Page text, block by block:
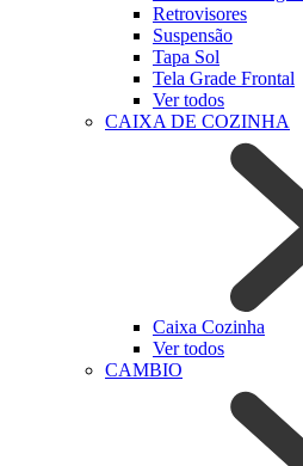
Retrovisores
Suspensão
Tapa Sol
Tela Grade Frontal
Ver todos
CAIXA DE COZINHA
Caixa Cozinha
Ver todos
CAMBIO